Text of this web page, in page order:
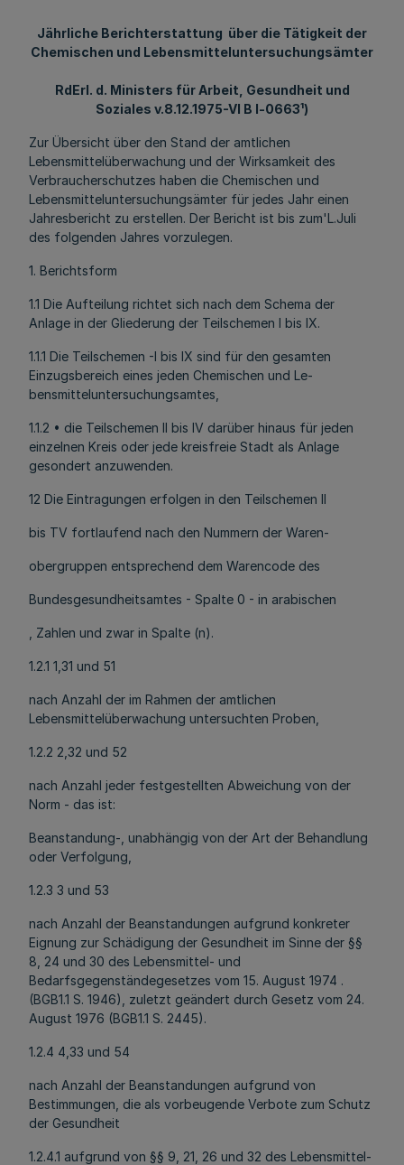
Jährliche Berichterstattung über die Tätigkeit der
Chemischen und Lebensmitteluntersuchungsämter
RdErl. d. Ministers für Arbeit, Gesundheit und
Soziales v.8.12.1975-VI B l-0663¹)
Zur Übersicht über den Stand der amtlichen
Lebensmittelüberwachung und der Wirksamkeit des
Verbraucherschutzes haben die Chemischen und
Lebensmitteluntersuchungsämter für jedes Jahr einen
Jahresbericht zu erstellen. Der Bericht ist bis zum'L.Juli
des folgenden Jahres vorzulegen.
1. Berichtsform
1.1 Die Aufteilung richtet sich nach dem Schema der
Anlage in der Gliederung der Teilschemen I bis IX.
1.1.1 Die Teilschemen -I bis IX sind für den gesamten
Einzugsbereich eines jeden Chemischen und Le-
bensmitteluntersuchungsamtes,
1.1.2 • die Teilschemen II bis IV darüber hinaus für jeden
einzelnen Kreis oder jede kreisfreie Stadt als Anlage
gesondert anzuwenden.
12 Die Eintragungen erfolgen in den Teilschemen II
bis TV fortlaufend nach den Nummern der Waren-
obergruppen entsprechend dem Warencode des
Bundesgesundheitsamtes - Spalte 0 - in arabischen
, Zahlen und zwar in Spalte (n).
1.2.1 1,31 und 51
nach Anzahl der im Rahmen der amtlichen
Lebensmittelüberwachung untersuchten Proben,
1.2.2 2,32 und 52
nach Anzahl jeder festgestellten Abweichung von der
Norm - das ist:
Beanstandung-, unabhängig von der Art der Behandlung
oder Verfolgung,
1.2.3 3 und 53
nach Anzahl der Beanstandungen aufgrund konkreter
Eignung zur Schädigung der Gesundheit im Sinne der §§
8, 24 und 30 des Lebensmittel- und
Bedarfsgegenständegesetzes vom 15. August 1974 .
(BGB1.1 S. 1946), zuletzt geändert durch Gesetz vom 24.
August 1976 (BGB1.1 S. 2445).
1.2.4 4,33 und 54
nach Anzahl der Beanstandungen aufgrund von
Bestimmungen, die als vorbeugende Verbote zum Schutz
der Gesundheit
1.2.4.1 aufgrund von §§ 9, 21, 26 und 32 des Lebensmittel-